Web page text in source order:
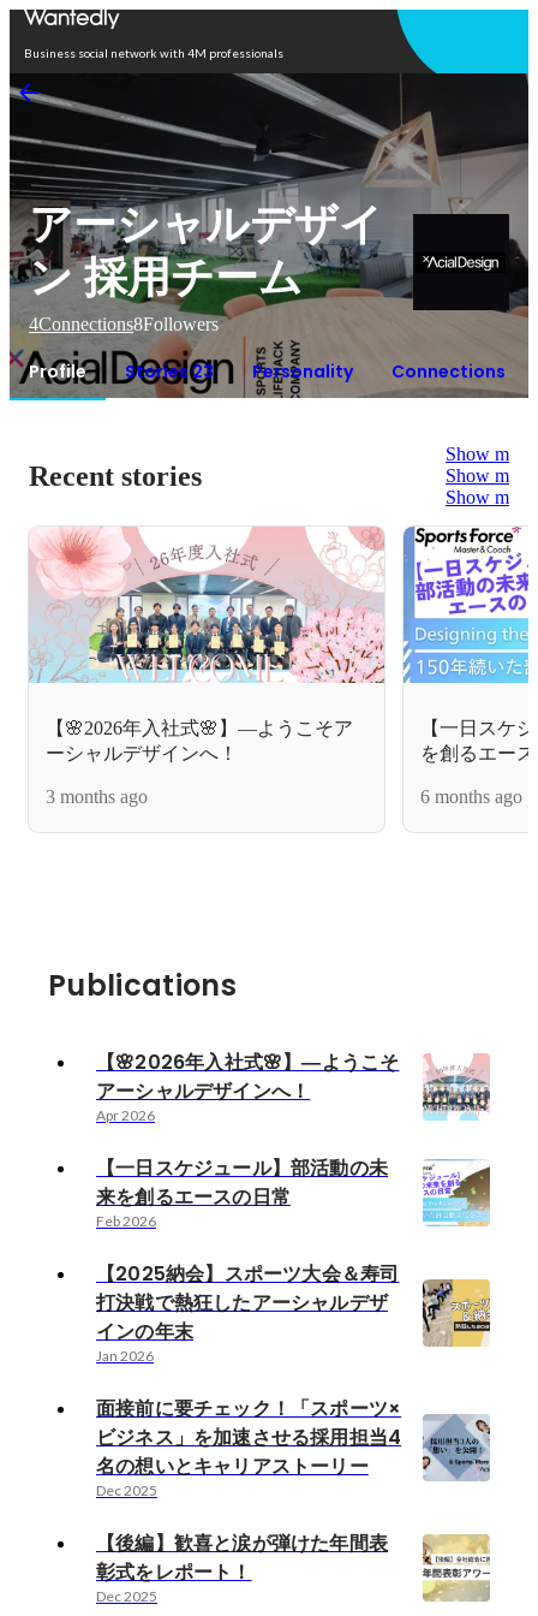
Business social network with 4M professionals
アーシャルデザイ
ン 採用チーム
4Connections8Followers
Profile Stories 23 Personality Connections
Recent stories
Show more
Show more
Show more
【🌸2026年入社式🌸】―ようこそア
ーシャルデザインへ！
3 months ago
【一日スケ
を創るエー
6 months ago
Publications
【🌸2026年入社式🌸】―ようこそ
アーシャルデザインへ！
Apr 2026
【一日スケジュール】部活動の未
来を創るエースの日常
Feb 2026
【2025納会】スポーツ大会＆寿司
打決戦で熱狂したアーシャルデザ
インの年末
Jan 2026
面接前に要チェック！「スポーツ×
ビジネス」を加速させる採用担当4
名の想いとキャリアストーリー
Dec 2025
【後編】歓喜と涙が弾けた年間表
彰式をレポート！
Dec 2025